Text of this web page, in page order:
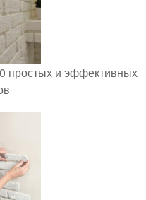
простых и эффективных